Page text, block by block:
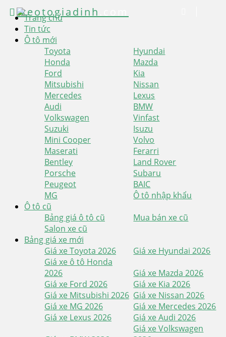
Trang chủ
Tin tức
Ô tô mới
Toyota
Hyundai
Honda
Mazda
Ford
Kia
Mitsubishi
Nissan
Mercedes
Lexus
Audi
BMW
Volkswagen
Vinfast
Suzuki
Isuzu
Mini Cooper
Volvo
Maserati
Ferarri
Bentley
Land Rover
Porsche
Subaru
Peugeot
BAIC
MG
Ô tô nhập khẩu
Ô tô cũ
Bảng giá ô tô cũ
Mua bán xe cũ
Salon xe cũ
Bảng giá xe mới
Giá xe Toyota 2026
Giá xe Hyundai 2026
Giá xe ô tô Honda
2026
Giá xe Mazda 2026
Giá xe Ford 2026
Giá xe Kia 2026
Giá xe Mitsubishi 2026 Giá xe Nissan 2026
Giá xe MG 2026
Giá xe Mercedes 2026
Giá xe Lexus 2026
Giá xe Audi 2026
Giá xe Volkswagen
xeotogiadinh